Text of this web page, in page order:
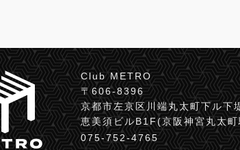
Club METRO
〒606-8396
京都市左京区川端丸太町下ル下
恵美須ビルB1F(京阪神宮丸太
075-752-4765